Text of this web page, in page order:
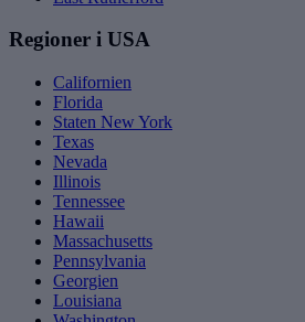
Regioner i USA
Californien
Florida
Staten New York
Texas
Nevada
Illinois
Tennessee
Hawaii
Massachusetts
Pennsylvania
Georgien
Louisiana